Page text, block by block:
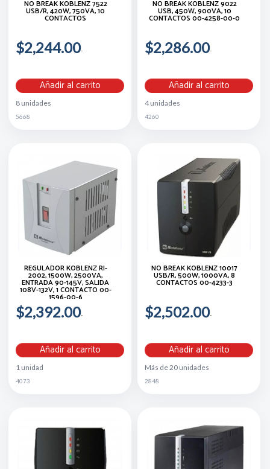
NO BREAK KOBLENZ 7522
USB/R, 420W, 750VA, 10
CONTACTOS
$2,244.00
Añadir al carrito
8 unidades
5668
NO BREAK KOBLENZ 9022
USB, 450W, 900VA, 10
CONTACTOS 00-4258-00-0
$2,286.00
Añadir al carrito
4 unidades
4260
REGULADOR KOBLENZ RI-
2002, 1500W, 2500VA,
ENTRADA 90-145V, SALIDA
108V-132V, 1 CONTACTO 00-
1596-00-6
$2,392.00
Añadir al carrito
1 unidad
4073
NO BREAK KOBLENZ 10017
USB/R, 500W, 1000VA, 8
CONTACTOS 00-4233-3
$2,502.00
Añadir al carrito
Más de 20 unidades
2848